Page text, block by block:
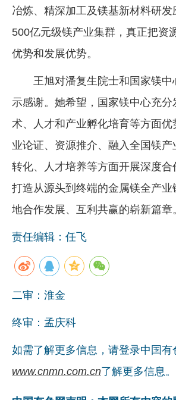
冶炼、精深加工及镁基新材料研发
500亿元级镁产业集群，真正把资
优势和发展优势。
王旭对潘复生院士和国家镁中
示感谢。她希望，国家镁中心充分
术、人才和产业孵化培育等方面
业论证、资源推介、融入全国镁产
转化、人才培养等方面开展深度
打造从源头到终端的金属镁全产业
地合作发展、互利共赢的崭新篇章
责任编辑：任飞
二审：淮金
终审：孟庆科
如需了解更多信息，请登录中国有
www.cnmn.com.cn了解更多信息。